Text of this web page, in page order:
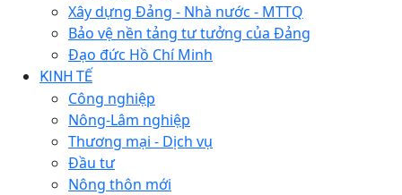
Xây dựng Đảng - Nhà nước - MTTQ
Bảo vệ nền tảng tư tưởng của Đảng
Đạo đức Hồ Chí Minh
KINH TẾ
Công nghiệp
Nông-Lâm nghiệp
Thương mại - Dịch vụ
Đầu tư
Nông thôn mới